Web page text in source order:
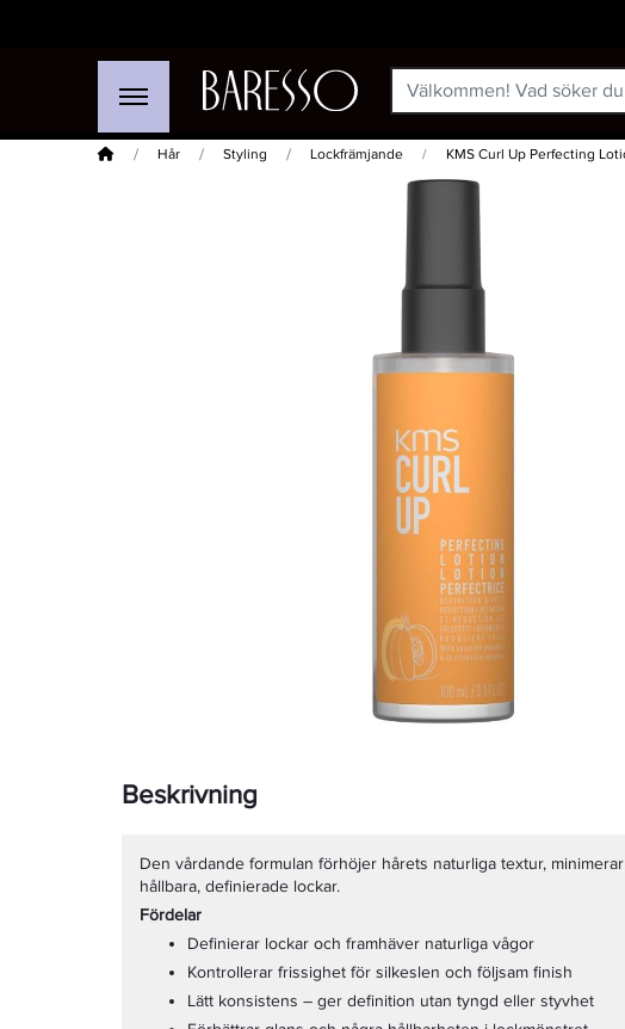
Hem Hår Styling Lockfrämjande KMS Curl Up Perfecting
Beskrivning
Den vårdande formulan förhöjer hårets naturliga textur,
hållbara, definierade lockar.
Fördelar
Definierar lockar och framhäver naturliga vågor
Kontrollerar frissighet för silkeslen och följsam finish
Lätt konsistens – ger definition utan tyngd eller styvhet